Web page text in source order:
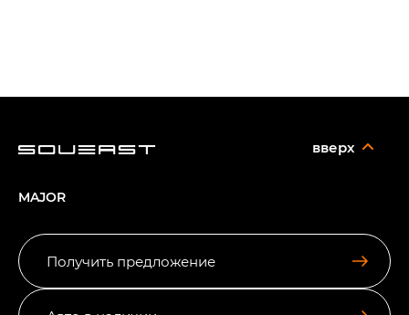
Получить предложение
вверх
MAJOR